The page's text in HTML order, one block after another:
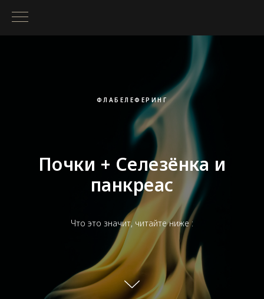
ФЛАБЕЛЕФЕРИНГ
Почки + Селезёнка и
панкреас
Что это значит, читайте ниже :